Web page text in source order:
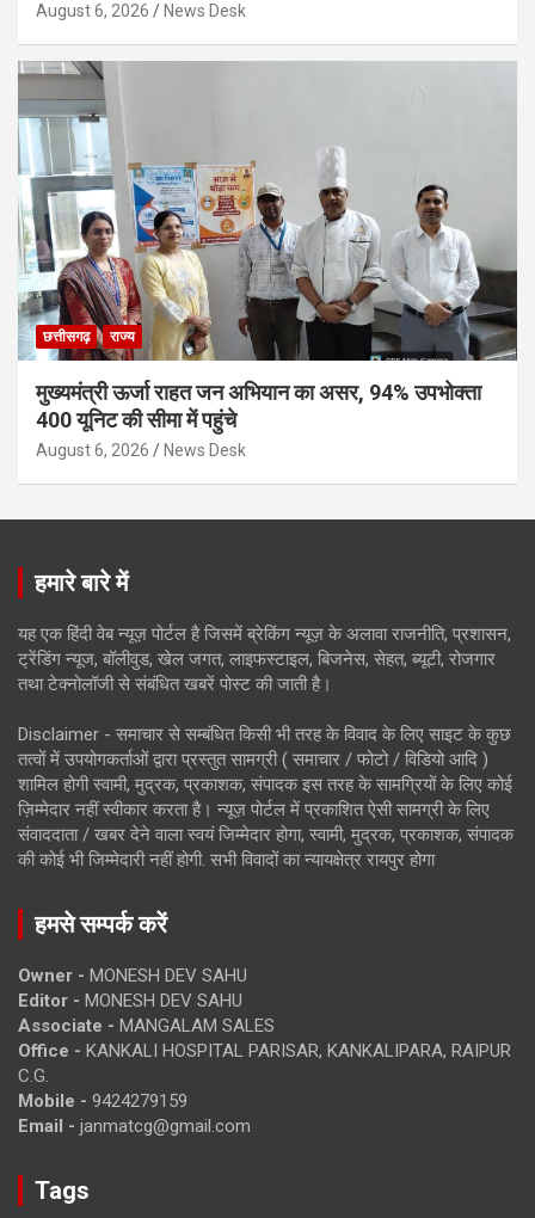
August 6, 2026 News Desk
छत्तीसगढ़ राज्य
मुख्यमंत्री ऊर्जा राहत जन अभियान का असर, 94% उपभोक्ता
400 यूनिट की सीमा में पहुंचे
August 6, 2026 News Desk
हमारे बारे में
यह एक हिंदी वेब न्यूज़ पोर्टल है जिसमें ब्रेकिंग न्यूज़ के अलावा राजनीति, प्रशासन,
ट्रेंडिंग न्यूज, बॉलीवुड, खेल जगत, लाइफस्टाइल, बिजनेस, सेहत, ब्यूटी, रोजगार
तथा टेक्नोलॉजी से संबंधित खबरें पोस्ट की जाती है।
Disclaimer - समाचार से सम्बंधित किसी भी तरह के विवाद के लिए साइट के कुछ
तत्वों में उपयोगकर्ताओं द्वारा प्रस्तुत सामग्री ( समाचार / फोटो / विडियो आदि )
शामिल होगी स्वामी, मुद्रक, प्रकाशक, संपादक इस तरह के सामग्रियों के लिए कोई
ज़िम्मेदार नहीं स्वीकार करता है। न्यूज़ पोर्टल में प्रकाशित ऐसी सामग्री के लिए
संवाददाता / खबर देने वाला स्वयं जिम्मेदार होगा, स्वामी, मुद्रक, प्रकाशक, संपादक
की कोई भी जिम्मेदारी नहीं होगी. सभी विवादों का न्यायक्षेत्र रायपुर होगा
हमसे सम्पर्क करें
Owner - MONESH DEV SAHU
Editor - MONESH DEV SAHU
Associate - MANGALAM SALES
Office - KANKALI HOSPITAL PARISAR, KANKALIPARA, RAIPUR
C.G.
Mobile - 9424279159
Email - janmatcg@gmail.com
Tags